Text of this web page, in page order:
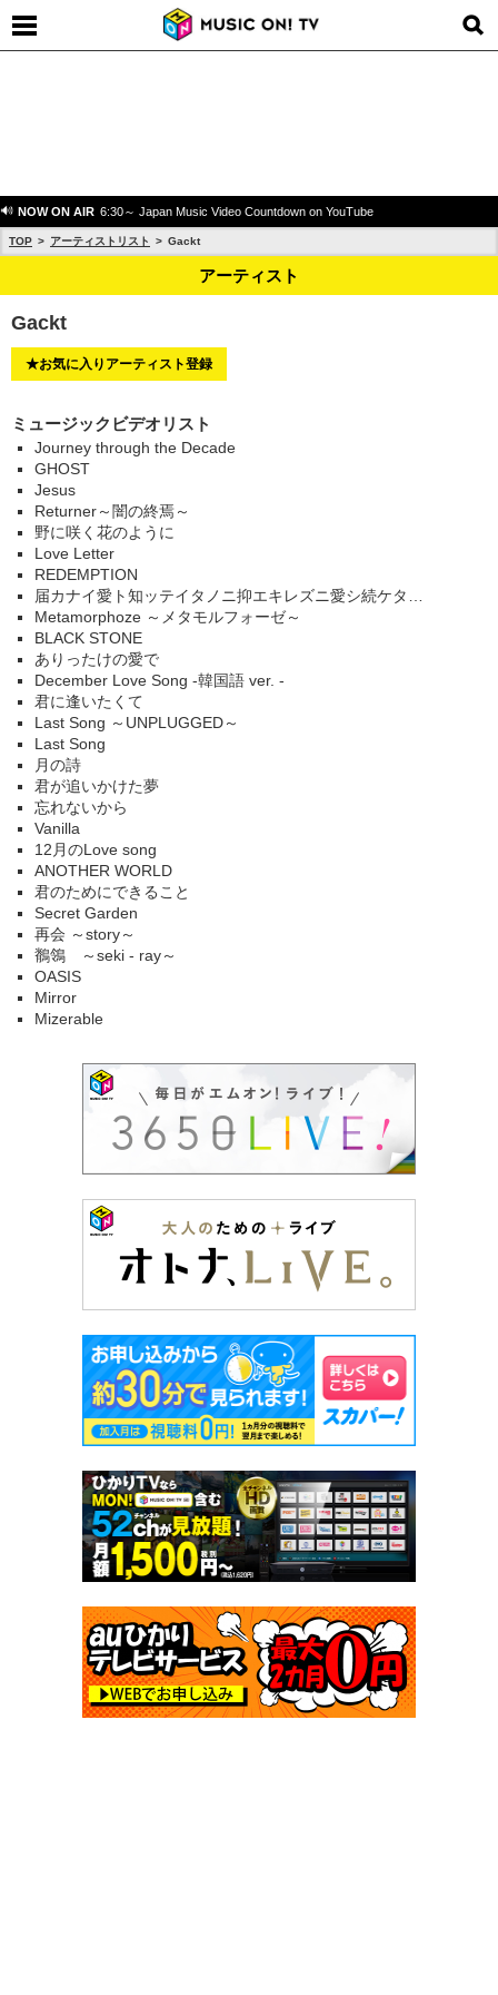
NOW ON AIR 6:30～ Japan Music Video Countdown on YouTube
TOP アーティストリスト Gackt
アーティスト
Gackt
★お気に入りアーティスト登録
ミュージックビデオリスト
Journey through the Decade
GHOST
Jesus
Returner～闇の終焉～
野に咲く花のように
Love Letter
REDEMPTION
届カナイ愛ト知ッテイタノニ抑エキレズニ愛シ続ケタ…
Metamorphoze ～メタモルフォーゼ～
BLACK STONE
ありったけの愛で
December Love Song -韓国語 ver. -
君に逢いたくて
Last Song ～UNPLUGGED～
Last Song
月の詩
君が追いかけた夢
忘れないから
Vanilla
12月のLove song
ANOTHER WORLD
君のためにできること
Secret Garden
再会 ～story～
鶺鴒 ～seki - ray～
OASIS
Mirror
Mizerable